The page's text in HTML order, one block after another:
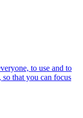
to use and to
that you can focus